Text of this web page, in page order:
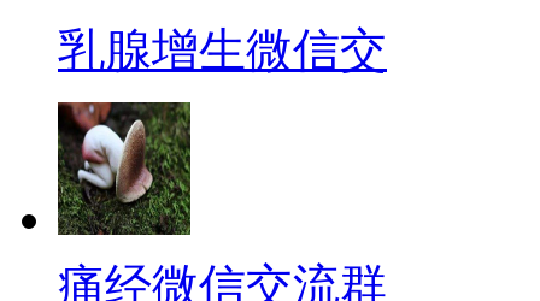
乳腺增生微信交
痛经微信交流群